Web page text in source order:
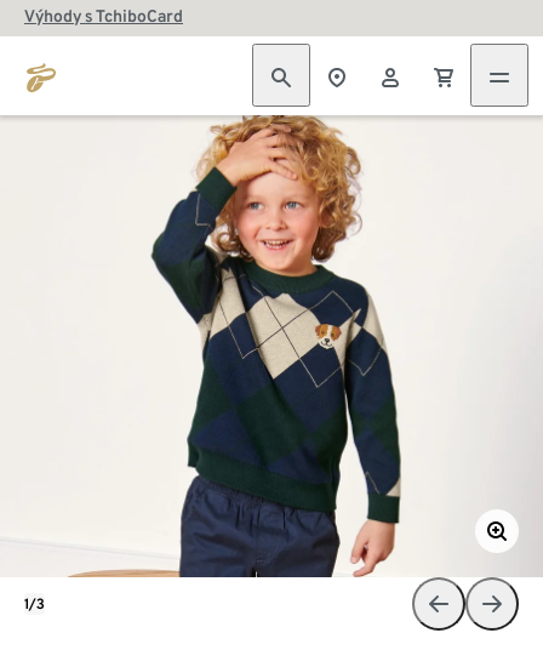
Výhody s TchiboCard
1/3